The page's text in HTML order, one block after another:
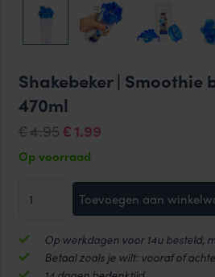
Shakebeker | Smoothie
470ml
€4.95Oorspronkelijke
prijs
€4.95.
€ 1.99Huidige
Op voorraad
Shakebeker
beker
to
Toevoegen aan
Op werkdagen voor 14u besteld,
Betaal zoals je wilt: vooraf of